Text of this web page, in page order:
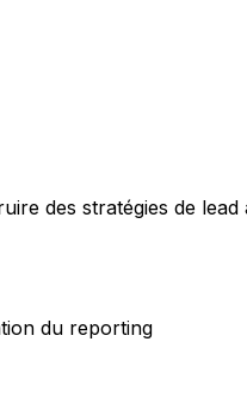
des stratégies de
du reporting